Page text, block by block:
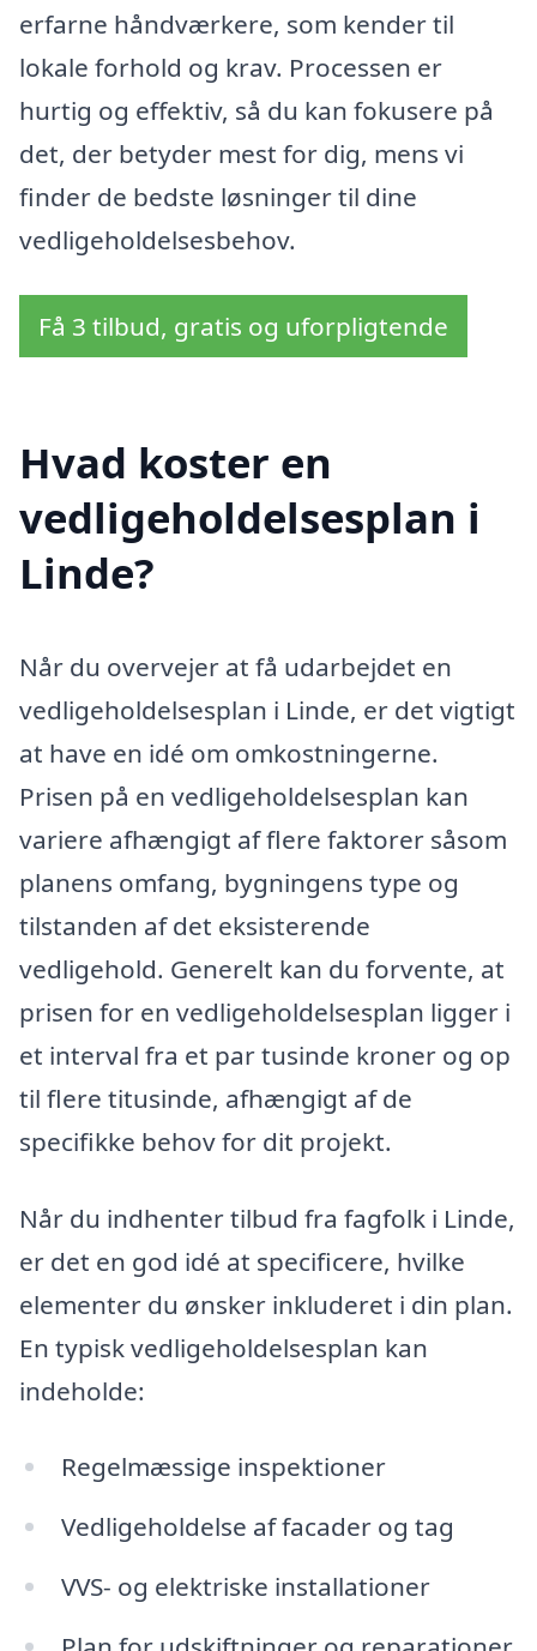
erfarne håndværkere, som kender til
lokale forhold og krav. Processen er
hurtig og effektiv, så du kan fokusere på
det, der betyder mest for dig, mens vi
finder de bedste løsninger til dine
vedligeholdelsesbehov.
Få 3 tilbud, gratis og uforpligtende
Hvad koster en
vedligeholdelsesplan i
Linde?
Når du overvejer at få udarbejdet en
vedligeholdelsesplan i Linde, er det vigtigt
at have en idé om omkostningerne.
Prisen på en vedligeholdelsesplan kan
variere afhængigt af flere faktorer såsom
planens omfang, bygningens type og
tilstanden af ​​det eksisterende
vedligehold. Generelt kan du forvente, at
prisen for en vedligeholdelsesplan ligger i
et interval fra et par tusinde kroner og op
til flere titusinde, afhængigt af de
specifikke behov for dit projekt.
Når du indhenter tilbud fra fagfolk i Linde,
er det en god idé at specificere, hvilke
elementer du ønsker inkluderet i din plan.
En typisk vedligeholdelsesplan kan
indeholde:
Regelmæssige inspektioner
Vedligeholdelse af facader og tag
VVS- og elektriske installationer